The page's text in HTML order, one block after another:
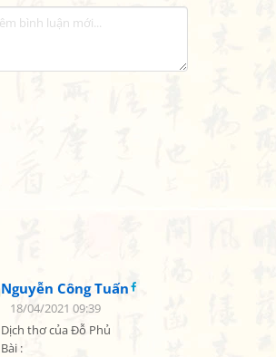
Nguyễn Công Tuấn
18/04/2021 09:39
Dịch thơ của Đỗ Phủ
Bài :